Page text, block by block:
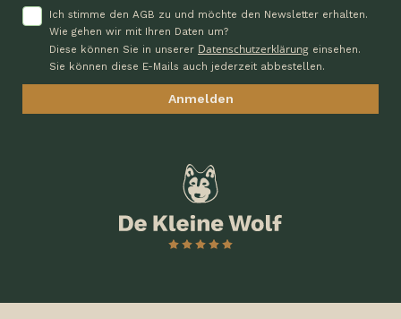
Ich stimme den AGB zu und möchte den Newsletter erhalten.
Wie gehen wir mit Ihren Daten um?
Diese können Sie in unserer Datenschutzerklärung einsehen.
Sie können diese E-Mails auch jederzeit abbestellen.